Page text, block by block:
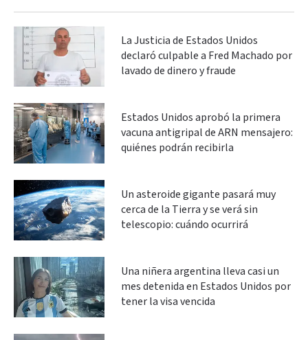
La Justicia de Estados Unidos
declaró culpable a Fred Machado por
lavado de dinero y fraude
Estados Unidos aprobó la primera
vacuna antigripal de ARN mensajero:
quiénes podrán recibirla
Un asteroide gigante pasará muy
cerca de la Tierra y se verá sin
telescopio: cuándo ocurrirá
Una niñera argentina lleva casi un
mes detenida en Estados Unidos por
tener la visa vencida